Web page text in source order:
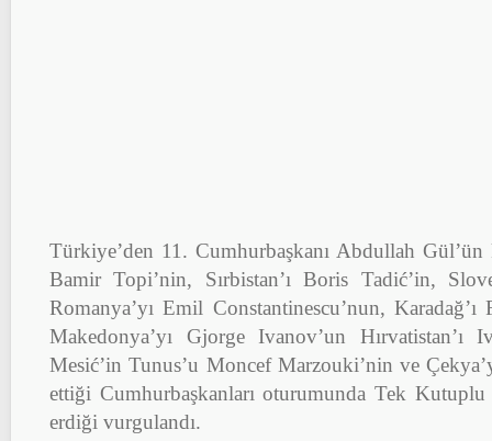
Türkiye’den 11. Cumhurbaşkanı Abdullah Gül’ün
Bamir Topi’nin, Sırbistan’ı Boris Tadić’in,
Romanya’yı Emil Constantinescu’nun,
Makedonya’yı Gjorge Ivanov’un
Mesić’in Tunus’u Moncef Marzouki’nin ve
ettiği Cumhurbaşkanları oturumunda Tek
erdiği vurgulandı.